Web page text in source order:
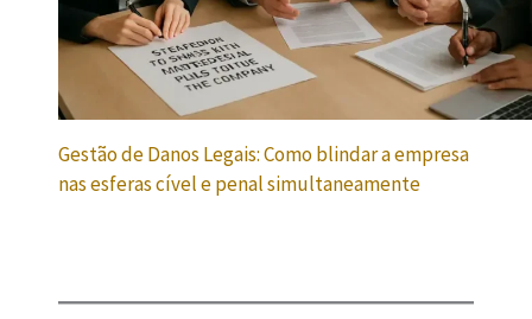
Gestão de Danos Legais: Como blindar a empresa
nas esferas cível e penal simultaneamente